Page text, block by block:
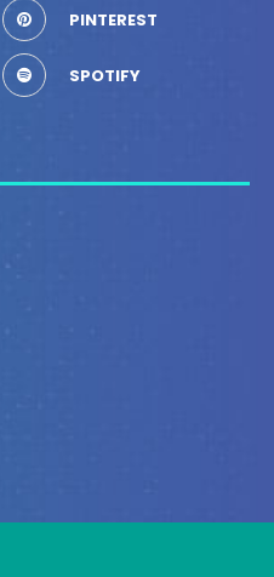
PINTEREST
SPOTIFY